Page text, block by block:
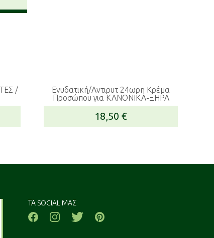
/
Ενυδατική/Αντιρυτ 24ωρη Κρέμα
Προσώπου για ΚΑΝΟΝΙΚΑ-ΞΗΡΑ
18,50€
ΤΑ SOCIAL ΜΑΣ